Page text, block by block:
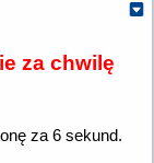
za chwilę
za 6sekund.